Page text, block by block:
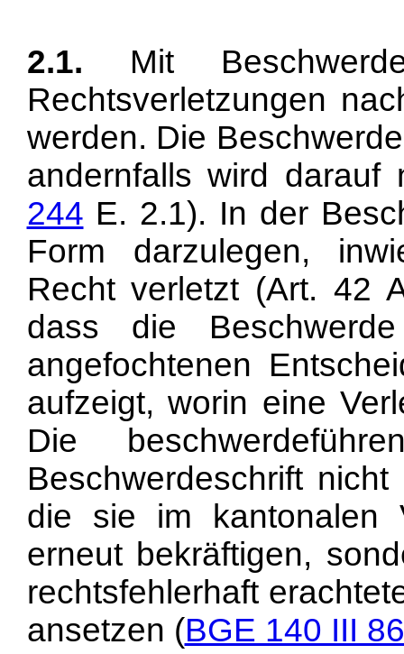
2.1. Mit
Rechtsverletzungen
werden. Die
andernfalls wird darauf
244 E. 2.1). In der
Form darzulegen,
Recht verletzt (Art. 42
dass die
angefochtenen
aufzeigt, worin eine
Die
Beschwerdeschrift
die sie im kantonalen
erneut bekräftigen,
rechtsfehlerhaft
ansetzen (BGE 140 III 86